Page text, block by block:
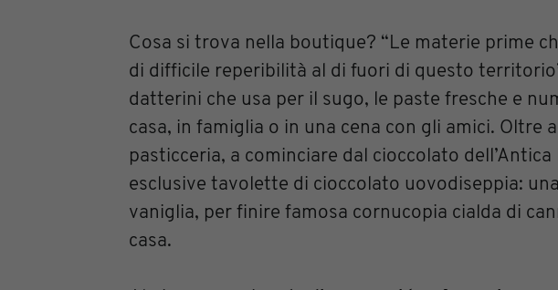
Cosa si trova nella boutique? “Le materie prime
di difficile reperibilità al di fuori di questo
datterini che usa per il sugo, le paste fresche e
casa, in famiglia o in una cena con gli amici.
pasticceria, a cominciare dal cioccolato
esclusive tavolette di cioccolato uovodiseppia:
vaniglia, per finire famosa cornucopia cialda di
casa.